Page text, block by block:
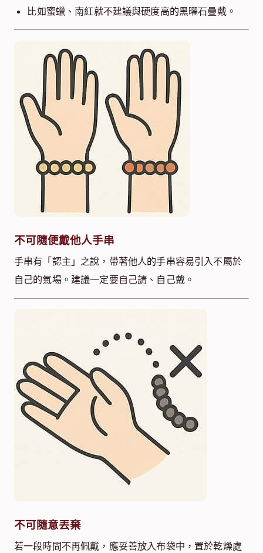
比如蜜蠟、南紅就不建議與硬度高的黑曜石疊戴。
不可隨便戴他人手串
手串有「認主」之說，帶著他人的手串容易引入不屬於
自己的氣場。建議一定要自己請、自己戴。
不可隨意丟棄
若一段時間不再佩戴，應妥善放入布袋中，置於乾燥處